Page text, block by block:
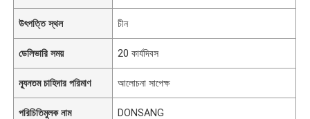
উৎপত্তি স্থল চীন
ডেলিভারি সময় 20 কার্যদিবস
ন্যূনতম চাহিদার পরিমাণ আলোচনা সাপেক্ষ
পরিচিতিমুলক নাম DONSANG